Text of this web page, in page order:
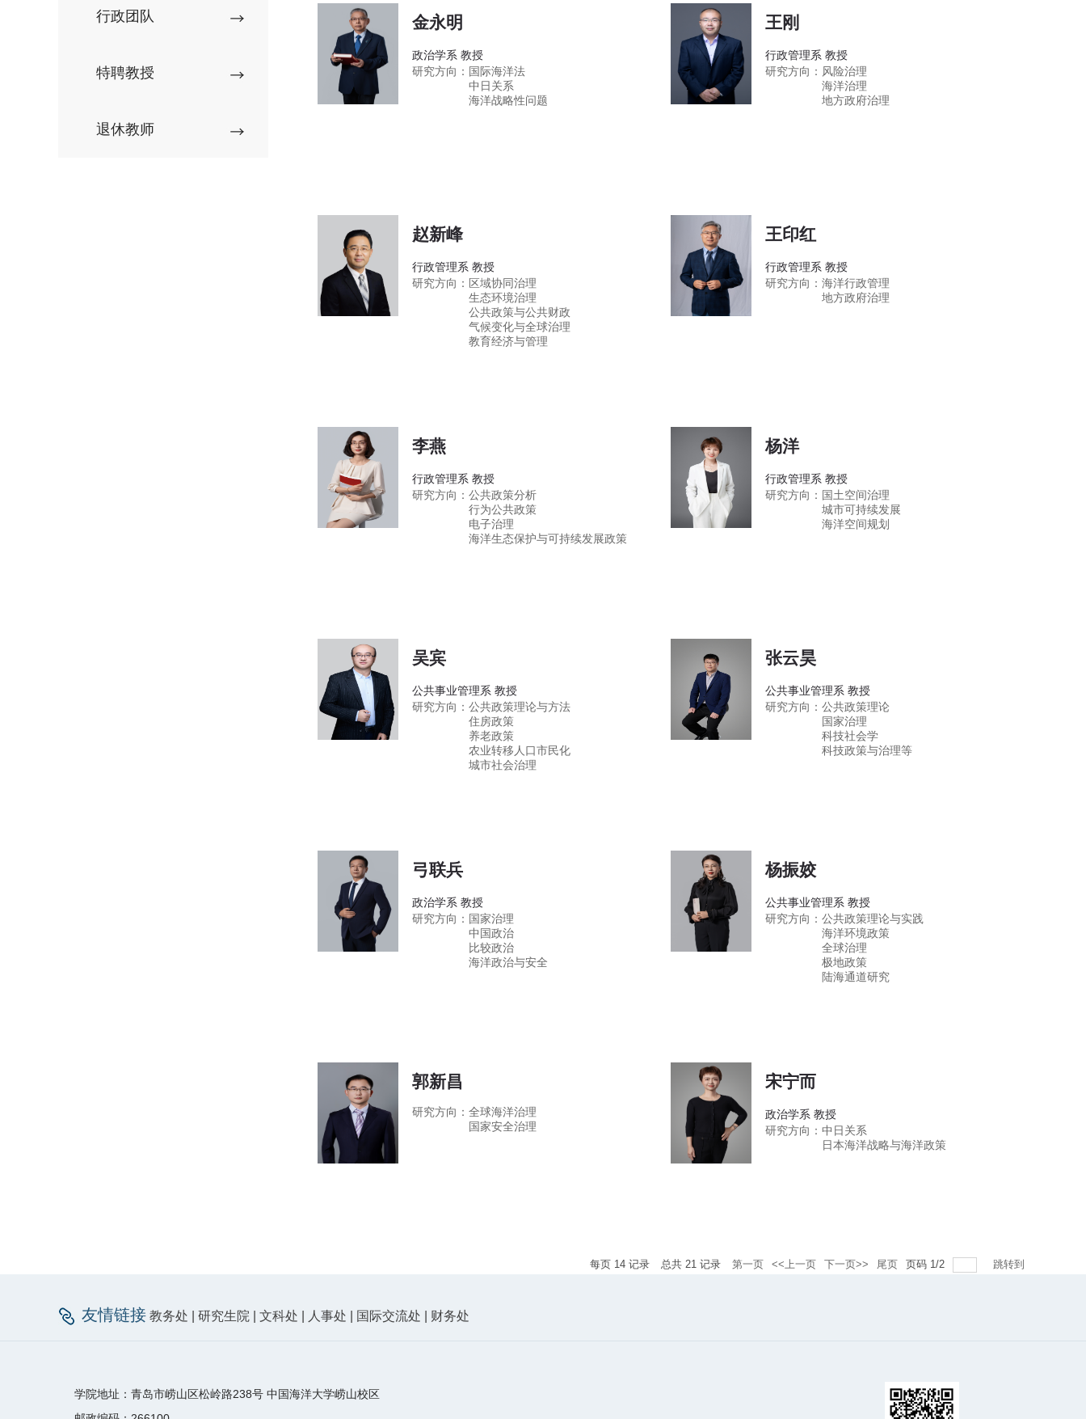
行政团队
特聘教授
退休教师
金永明
政治学系 教授
研究方向： 国际海洋法
中日关系
海洋战略性问题
王刚
行政管理系 教授
研究方向： 风险治理
海洋治理
地方政府治理
赵新峰
行政管理系 教授
研究方向： 区域协同治理
生态环境治理
公共政策与公共财政
气候变化与全球治理
教育经济与管理
王印红
行政管理系 教授
研究方向： 海洋行政管理
地方政府治理
李燕
行政管理系 教授
研究方向： 公共政策分析
行为公共政策
电子治理
海洋生态保护与可持续发展政策
杨洋
行政管理系 教授
研究方向： 国土空间治理
城市可持续发展
海洋空间规划
吴宾
公共事业管理系 教授
研究方向： 公共政策理论与方法
住房政策
养老政策
农业转移人口市民化
城市社会治理
张云昊
公共事业管理系 教授
研究方向： 公共政策理论
国家治理
科技社会学
科技政策与治理等
弓联兵
政治学系 教授
研究方向： 国家治理
中国政治
比较政治
海洋政治与安全
杨振姣
公共事业管理系 教授
研究方向： 公共政策理论与实践
海洋环境政策
全球治理
极地政策
陆海通道研究
郭新昌
研究方向： 全球海洋治理
国家安全治理
宋宁而
政治学系 教授
研究方向： 中日关系
日本海洋战略与海洋政策
每页 14 记录 总共 21 记录 第一页 <<上一页 下一页>> 尾页 页码 1/2 跳转到
友情链接 教务处 研究生院 文科处 人事处 国际交流处 财务处
学院地址：青岛市崂山区松岭路238号 中国海洋大学崂山校区